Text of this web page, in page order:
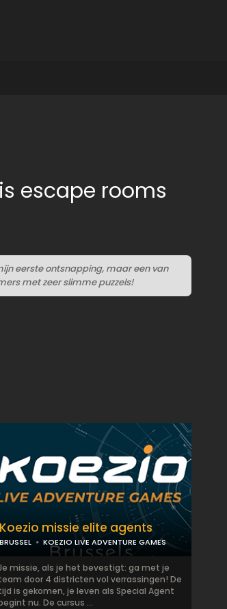
escape rooms
eerste ontsnapping, maar een van
met zeer slimme puzzels!
Koezio missie elite agents
BRUSSEL KOEZIO LIVE ADVENTURE GAMES
missie, als je het bevestigt: ga met je
door 4 districten vol verrassingen! De
is gekomen, je leven als Special Agent
nu. De cursus ...